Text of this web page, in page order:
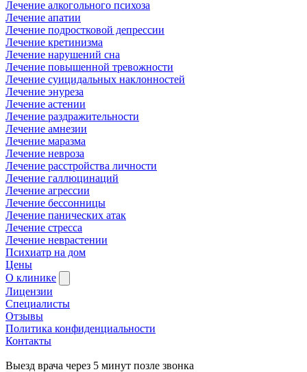
Лечение алкогольного психоза
Лечение апатии
Лечение подростковой депрессии
Лечение кретинизма
Лечение нарушений сна
Лечение повышенной тревожности
Лечение суицидальных наклонностей
Лечение энуреза
Лечение астении
Лечение раздражительности
Лечение амнезии
Лечение маразма
Лечение невроза
Лечение расстройства личности
Лечение галлюцинаций
Лечение агрессии
Лечение бессонницы
Лечение панических атак
Лечение стресса
Лечение неврастении
Психиатр на дом
Цены
О клинике
Лицензии
Специалисты
Отзывы
Политика конфиденциальности
Контакты
Выезд врача через 5 минут позле звонка